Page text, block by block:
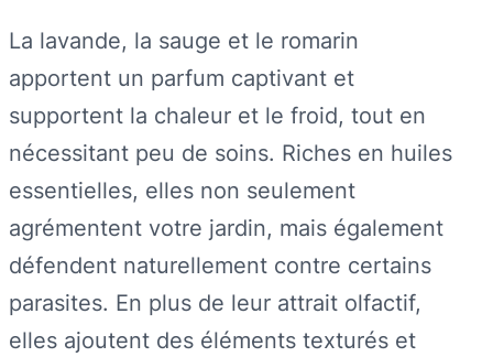
La lavande, la sauge et le romarin
apportent un parfum captivant et
supportent la chaleur et le froid, tout en
nécessitant peu de soins. Riches en huiles
essentielles, elles non seulement
agrémentent votre jardin, mais également
défendent naturellement contre certains
parasites. En plus de leur attrait olfactif,
elles ajoutent des éléments texturés et